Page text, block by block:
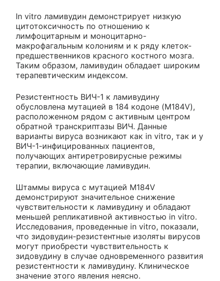
In vitro ламивудин демонстрирует низкую
цитотоксичность по отношению к
лимфоцитарным и моноцитарно-
макрофагальным колониям и к ряду клеток-
предшественников красного костного мозга.
Таким образом, ламивудин обладает широким
терапевтическим индексом.
Резистентность ВИЧ-1 к ламивудину
обусловлена мутацией в 184 кодоне (M184V),
расположенном рядом с активным центром
обратной транскриптазы ВИЧ. Данные
варианты вируса возникают как in vitro, так и у
ВИЧ-1-инфицированных пациентов,
получающих антиретровирусные режимы
терапии, включающие ламивудин.
Штаммы вируса с мутацией M184V
демонстрируют значительное снижение
чувствительности к ламивудину и обладают
меньшей репликативной активностью in vitro.
Исследования, проведенные in vitro, показали,
что зидовудин-резистентные изоляты вирусов
могут приобрести чувствительность к
зидовудину в случае одновременного развития
резистентности к ламивудину. Клиническое
значение этого явления неясно.